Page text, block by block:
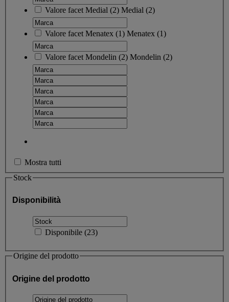
Valore facet Medial (2) Medial (2)
Valore facet Menatex (1) Menatex (1)
Valore facet Mondelin (2) Mondelin (2)
Mostra tutti
Stock
Disponibilità
Disponibile (23)
Origine del prodotto
Origine del prodotto